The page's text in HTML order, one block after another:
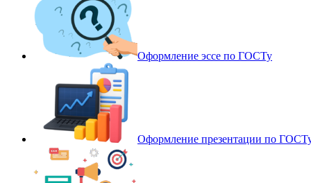
Оформление эссе по ГОСТу
Оформление презентации по